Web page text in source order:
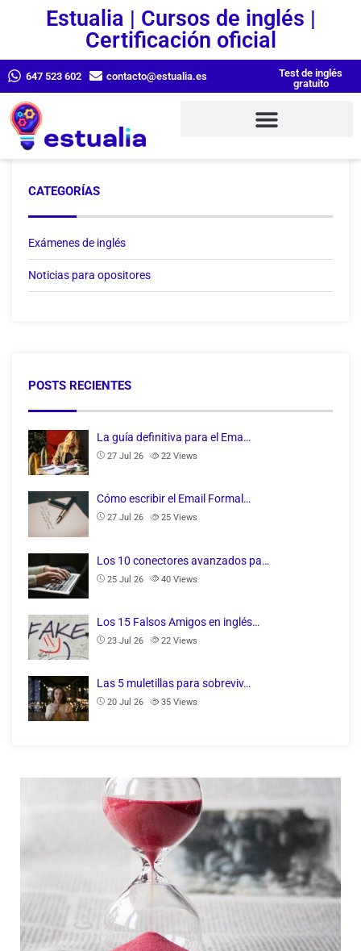
Estualia | Cursos de inglés |
Certificación oficial
647 523 602 contacto@estualia.es
Test de inglés
gratuito
CATEGORÍAS
Exámenes de inglés
Noticias para opositores
POSTS RECIENTES
La guía definitiva para el Ema…
27 Jul 26 22 Views
Cómo escribir el Email Formal…
27 Jul 26 25 Views
Los 10 conectores avanzados pa…
25 Jul 26 40 Views
Los 15 Falsos Amigos en inglés…
23 Jul 26 22 Views
Las 5 muletillas para sobreviv…
20 Jul 26 35 Views